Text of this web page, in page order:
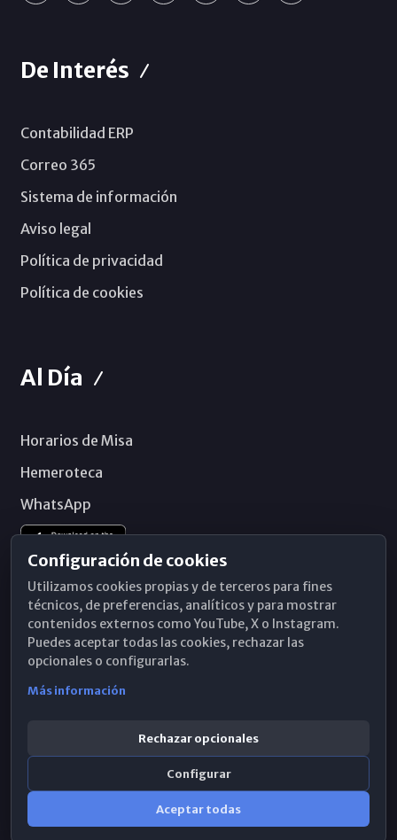
De Interés
Contabilidad ERP
Correo 365
Sistema de información
Aviso legal
Política de privacidad
Política de cookies
Al Día
Horarios de Misa
Hemeroteca
WhatsApp
Configuración de cookies
Utilizamos cookies propias y de terceros para fines
técnicos, de preferencias, analíticos y para mostrar
contenidos externos como YouTube, X o Instagram.
Puedes aceptar todas las cookies, rechazar las
opcionales o configurarlas.
Más información
Rechazar opcionales
Configurar
Aceptar todas